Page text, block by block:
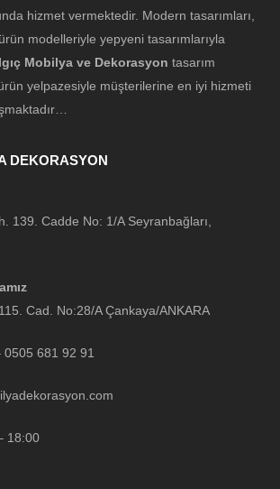
hizmet vermektedir. Modern tasarımları,
modelleriyle yepyeni tasarımlarıyla
Mobilya ve Dekorasyon tasarım
yelpazesiyle müşterilerine en iyi hizmeti
DEKORASYON
139. Cadde No: 1/A Seyranbağları,
Cad. No:28/A Çankaya/ANKARA
681 92 91
18:00